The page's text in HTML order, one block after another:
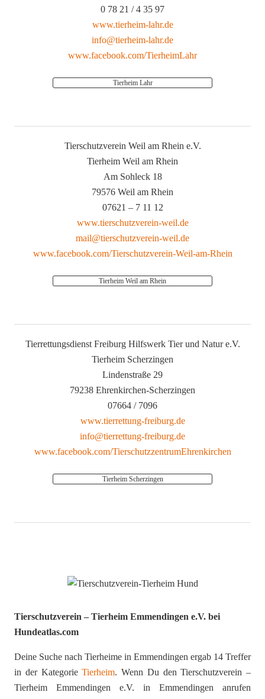
0 78 21 / 4 35 97
www.tierheim-lahr.de
info@tierheim-lahr.de
www.facebook.com/TierheimLahr
Tierheim Lahr
Tierschutzverein Weil am Rhein e.V.
Tierheim Weil am Rhein
Am Sohleck 18
79576 Weil am Rhein
07621 – 7 11 12
www.tierschutzverein-weil.de
mail@tierschutzverein-weil.de
www.facebook.com/Tierschutzverein-Weil-am-Rhein
Tierheim Weil am Rhein
Tierrettungsdienst Freiburg Hilfswerk Tier und Natur e.V.
Tierheim Scherzingen
Lindenstraße 29
79238 Ehrenkirchen-Scherzingen
07664 / 7096
www.tierrettung-freiburg.de
info@tierrettung-freiburg.de
www.facebook.com/TierschutzzentrumEhrenkirchen
Tierheim Scherzingen
Tierschutzverein – Tierheim Emmendingen e.V. bei
Hundeatlas.com
Deine Suche nach Tierheime in Emmendingen ergab 14 Treffer
in der KategorieTierheim. Wenn Du den Tierschutzverein –
Tierheim Emmendingen e.V. in Emmendingen anrufen